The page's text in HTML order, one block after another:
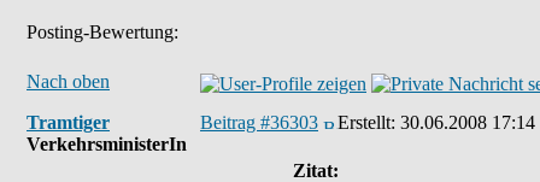
Posting-Bewertung:
Nach oben
Tramtiger
VerkehrsministerIn
Beitrag #36303 Erstellt: 30.06.2008 17:14
Zitat: